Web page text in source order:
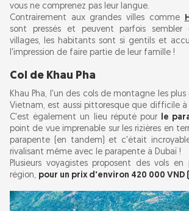
vous ne comprenez pas leur langue.
Contrairement aux grandes villes comme
sont pressés et peuvent parfois sembler
villages, les habitants sont si gentils et
l'impression de faire partie de leur famille !
Col de Khau Pha
Khau Pha, l'un des cols de montagne les
Vietnam, est aussi pittoresque que difficile à
C'est également un lieu réputé pour
le
point de vue imprenable sur les rizières en
parapente (en tandem) et c'était
rivalisant même avec le parapente à Dubaï !
Plusieurs voyagistes proposent des vols
région, pour un prix d'environ 420 000 VND